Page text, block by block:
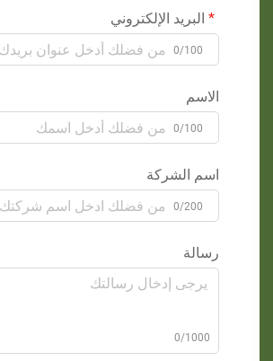
البريد الإلكتروني
0/100
الاسم
0/100
اسم الشركة
0/200
رسالة
0/1000